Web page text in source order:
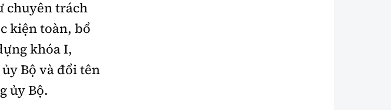
chuyên trách
kiện toàn, bổ
khóa I,
Bộ và đổi tên
ủy Bộ.